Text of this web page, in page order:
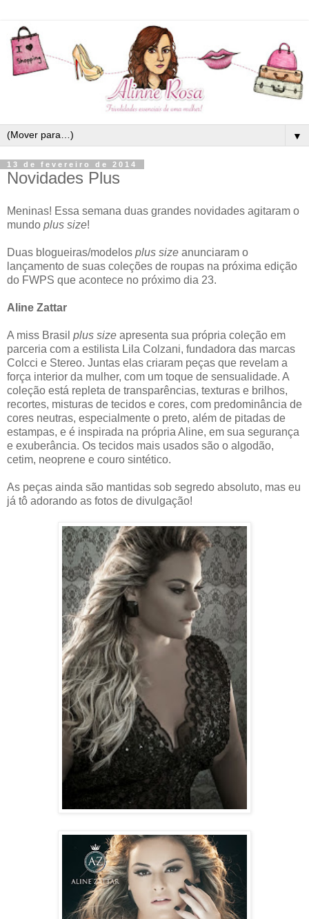
▼
13 de fevereiro de 2014
Novidades Plus
Meninas! Essa semana duas grandes novidades agitaram o
mundo plus size!
Duas blogueiras/modelos plus size anunciaram o
lançamento de suas coleções de roupas na próxima edição
do FWPS que acontece no próximo dia 23.
Aline Zattar
A miss Brasil plus size apresenta sua própria coleção em
parceria com a estilista Lila Colzani, fundadora das marcas
Colcci e Stereo. Juntas elas criaram peças que revelam a
força interior da mulher, com um toque de sensualidade. A
coleção está repleta de transparências, texturas e brilhos,
recortes, misturas de tecidos e cores, com predominância de
cores neutras, especialmente o preto, além de pitadas de
estampas, e é inspirada na própria Aline, em sua segurança
e exuberância. Os tecidos mais usados são o algodão,
cetim, neoprene e couro sintético.
As peças ainda são mantidas sob segredo absoluto, mas eu
já tô adorando as fotos de divulgação!